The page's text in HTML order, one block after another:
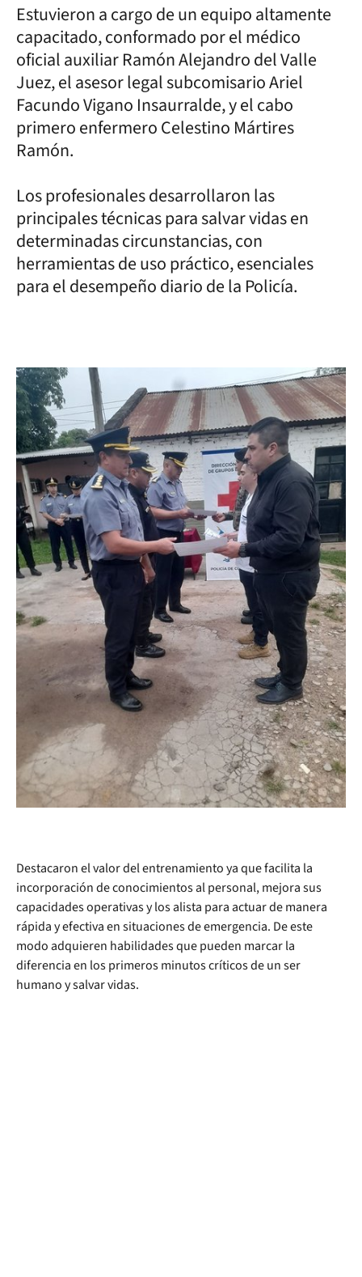
Estuvieron a cargo de un equipo altamente
capacitado, conformado por el médico
oficial auxiliar Ramón Alejandro del Valle
Juez, el asesor legal subcomisario Ariel
Facundo Vigano Insaurralde, y el cabo
primero enfermero Celestino Mártires
Ramón.
Los profesionales desarrollaron las
principales técnicas para salvar vidas en
determinadas circunstancias, con
herramientas de uso práctico, esenciales
para el desempeño diario de la Policía.
Destacaron el valor del entrenamiento ya que facilita la
incorporación de conocimientos al personal, mejora sus
capacidades operativas y los alista para actuar de manera
rápida y efectiva en situaciones de emergencia. De este
modo adquieren habilidades que pueden marcar la
diferencia en los primeros minutos críticos de un ser
humano y salvar vidas.